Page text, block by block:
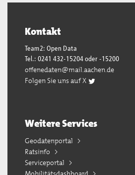
Kontakt
Team2: Open Data
Tel.: 0241 432-15204 oder -15200
offenedaten@mail.aachen.de
Folgen Sie uns auf X
Weitere Services
Geodatenportal
Ratsinfo
Serviceportal